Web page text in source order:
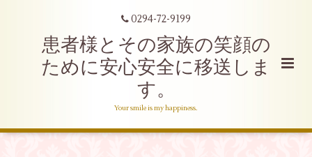
0294-72-9199
患者様とその家族の笑顔の
ために安心安全に移送しま
す。
Your smile is my happiness.